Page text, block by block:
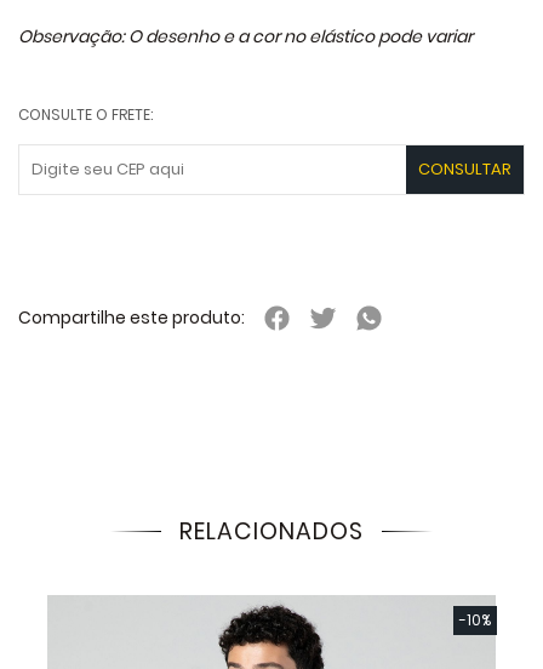
Observação: O desenho e a cor no elástico pode variar
CONSULTE O FRETE:
Compartilhe este produto:
RELACIONADOS
-10%